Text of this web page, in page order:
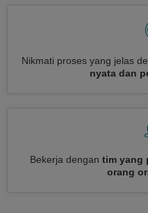
Nikmati proses yang jelas
nyata dan
Bekerja dengan tim yang
orang